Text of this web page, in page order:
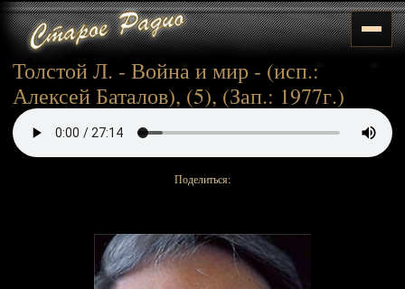
Толстой Л. - Война и мир - (исп.:
Алексей Баталов), (5), (Зап.: 1977г.)
Поделиться: